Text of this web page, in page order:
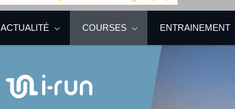
ACTUALITÉ COURSES ENTRAINEMENT